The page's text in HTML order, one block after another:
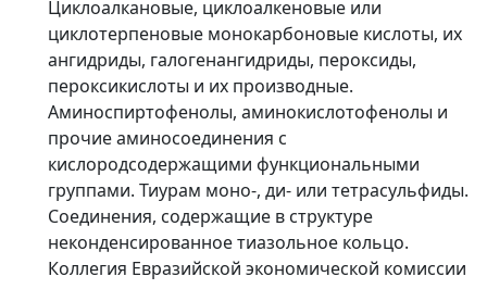
Циклоалкановые, циклоалкеновые или
циклотерпеновые монокарбоновые кислоты, их
ангидриды, галогенангидриды, пероксиды,
пероксикислоты и их производные.
Аминоспиртофенолы, аминокислотофенолы и
прочие аминосоединения с
кислородсодержащими функциональными
группами. Тиурам моно-, ди- или тетрасульфиды.
Соединения, содержащие в структуре
неконденсированное тиазольное кольцо.
Коллегия Евразийской экономической комиссии